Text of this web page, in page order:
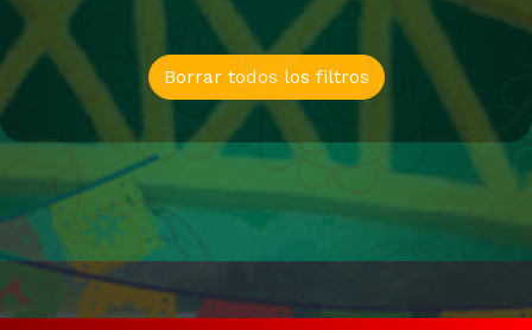
Borrar todos los filtros